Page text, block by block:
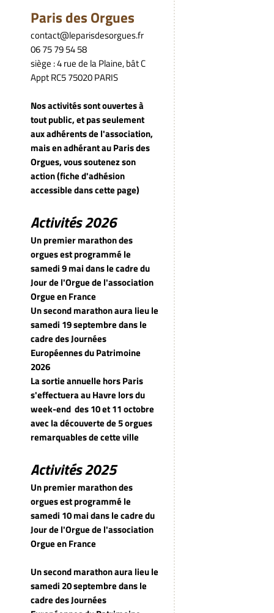
Paris des Orgues
contact@leparisdesorgues.fr
06 75 79 54 58
siège : 4 rue de la Plaine, bât C
Appt RC5 75020 PARIS
Nos activités sont ouvertes à
tout public, et pas seulement
aux adhérents de l'association,
mais en adhérant au Paris des
Orgues, vous soutenez son
action (fiche d'adhésion
accessible dans cette page)
Activités 2026
Un premier marathon des
orgues est programmé le
samedi 9 mai dans le cadre du
Jour de l'Orgue de l'association
Orgue en France
Un second marathon aura lieu le
samedi 19 septembre dans le
cadre des Journées
Européennes du Patrimoine
2026
La sortie annuelle hors Paris
s'effectuera au Havre lors du
week-end des 10 et 11 octobre
avec la découverte de 5 orgues
remarquables de cette ville
Activités 2025
Un premier marathon des
orgues est programmé le
samedi 10 mai dans le cadre du
Jour de l'Orgue de l'association
Orgue en France
Un second marathon aura lieu le
samedi 20 septembre dans le
cadre des Journées